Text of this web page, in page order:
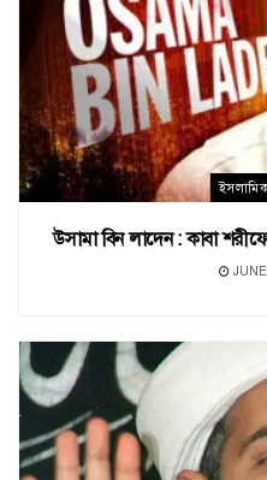
উসামা বিন লাদেন : কাবা
JUNE